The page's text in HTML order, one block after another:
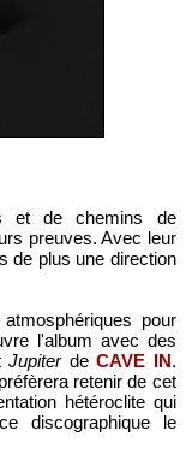
et de chemins de
preuves. Avec leur
de plus une direction
pour
l'album avec des
JupiterdeCAVE IN.
retenir de cet
hétéroclite qui
discographique le